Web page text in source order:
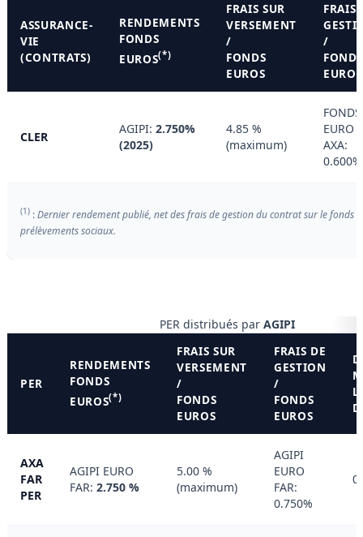
ASSURANCE-
VIE
(CONTRATS)
RENDEMENTS
FONDS
EUROS(*)
FRAIS SUR
VERSEMENT
/
FONDS
EUROS
FRAIS
/
FONDS
EUROS
CLER
AGIPI: 2.750%
(2025)
4.85 %
(maximum)
FONDS
EURO
AXA:
0.600%
(1) :Dernier rendement publié, net des frais de gestion du contrat sur le fonds
prélèvements sociaux.
PER distribués par AGIPI
PER
RENDEMENTS
FONDS
EUROS(*)
FRAIS SUR
VERSEMENT
/
FONDS
EUROS
FRAIS DE
GESTION
/
FONDS
EUROS
AXA
FAR
PER
AGIPI EURO
FAR: 2.750 %
5.00 %
(maximum)
AGIPI
EURO
FAR:
0.750%